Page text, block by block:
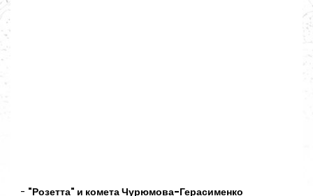
- "Розетта" и комета Чурюмова-Герасименко